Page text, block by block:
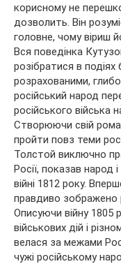
корисному не
дозволить. Він
головне, чому віриш
Вся поведінка
розібратися в
розрахованими,
російський народ
російського війська
Створюючи свій
пройти повз теми
Толстой виключно
Росії, показав народ
війні 1812 року.
правдиво зображено
Описуючи війну 1805
військових дій і
велася за межами
чужі російському